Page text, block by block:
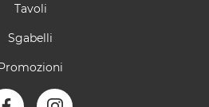
Tavoli
Sgabelli